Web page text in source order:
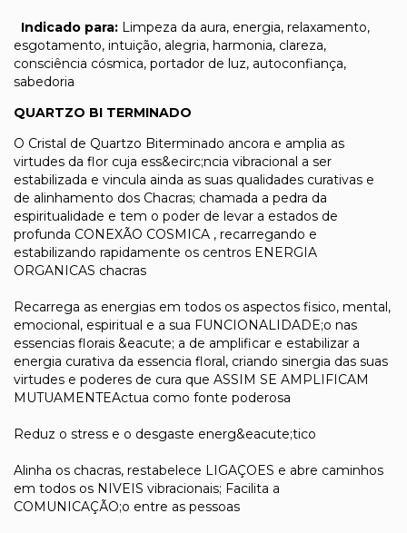
Indicado para: Limpeza da aura, energia, relaxamento,
esgotamento, intuição, alegria, harmonia, clareza,
consciência cósmica, portador de luz, autoconfiança,
sabedoria
QUARTZO BI TERMINADO
O Cristal de Quartzo Biterminado ancora e amplia as
virtudes da flor cuja ess&ecirc;ncia vibracional a ser
estabilizada e vincula ainda as suas qualidades curativas e
de alinhamento dos Chacras; chamada a pedra da
espiritualidade e tem o poder de levar a estados de
profunda CONEXÃO COSMICA , recarregando e
estabilizando rapidamente os centros ENERGIA
ORGANICAS chacras
Recarrega as energias em todos os aspectos fisico, mental,
emocional, espiritual e a sua FUNCIONALIDADE;o nas
essencias florais &eacute; a de amplificar e estabilizar a
energia curativa da essencia floral, criando sinergia das suas
virtudes e poderes de cura que ASSIM SE AMPLIFICAM
MUTUAMENTEActua como fonte poderosa
Reduz o stress e o desgaste energ&eacute;tico
Alinha os chacras, restabelece LIGAÇOES e abre caminhos
em todos os NIVEIS vibracionais; Facilita a
COMUNICAÇÃO;o entre as pessoas